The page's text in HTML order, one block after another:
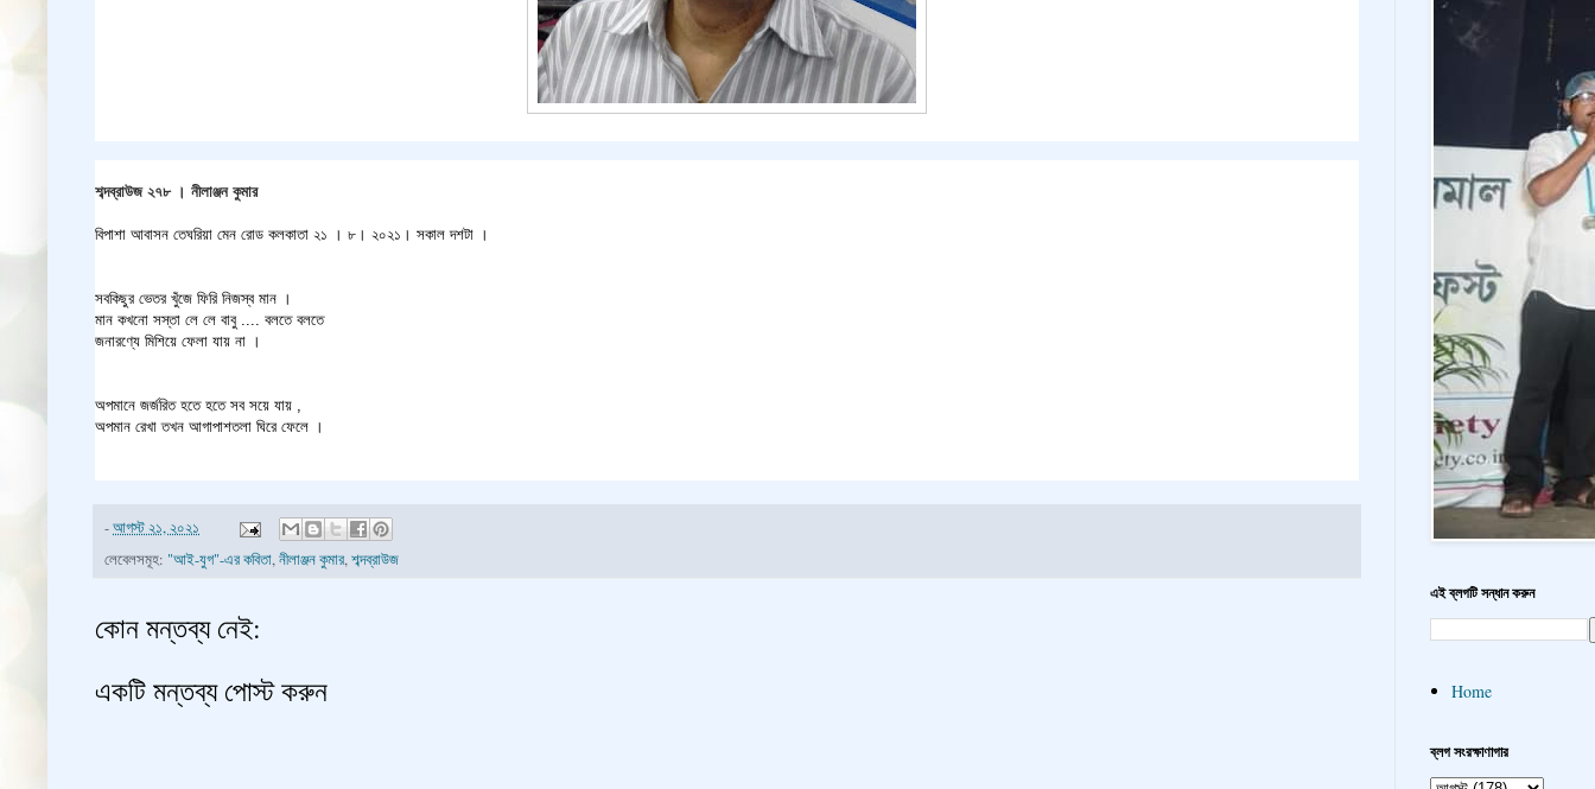
শব্দব্রাউজ ২৭৮ । নীলাঞ্জন কুমার
বিপাশা আবাসন তেঘরিয়া মেন রোড কলকাতা ২১ । ৮। ২০২১। সকাল দশটা ।
সবকিছুর ভেতর খুঁজে ফিরি নিজস্ব মান ।
মান কখনো সস্তা লে লে বাবু .... বলতে বলতে
জনারণ্যে মিশিয়ে ফেলা যায় না ।
অপমানে জর্জরিত হতে হতে সব সয়ে যায় ,
অপমান রেখা তখন আগাপাশতলা ঘিরে ফেলে ।
-আগস্ট ২১, ২০২১
লেবেলসমূহ: "আই-যুগ"-এর কবিতা,নীলাঞ্জন কুমার,শব্দব্রাউজ
কোন মন্তব্য নেই:
একটি মন্তব্য পোস্ট করুন
এই ব্লগটি সন্ধান করুন
Home
ব্লগ সংরক্ষাণাগার